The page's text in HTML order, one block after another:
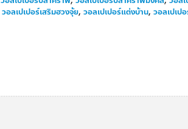
วอลเปเปอร์เสริมฮวงจุ้ย, วอลเปเปอร์แต่งบ้าน, วอลเปเป